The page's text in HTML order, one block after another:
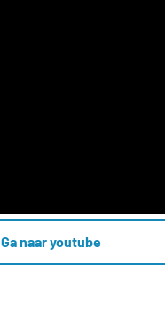
Ga naar youtube